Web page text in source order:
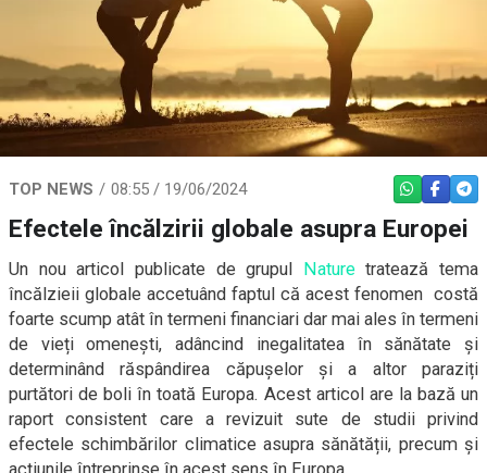
TOP NEWS 08:55 / 19/06/2024 WHATSAPP
Efectele încălzirii globale asupra Europei
Un nou articol publicate de grupul Naturetratează tema
încălzieii globale accetuând faptul că acest fenomen costă
foarte scump atât în termeni financiari dar mai ales în termeni
de vieți omenești, adâncind inegalitatea în sănătate și
determinând răspândirea căpușelor și a altor paraziți
purtători de boli în toată Europa. Acest articol are la bază un
raport consistent care a revizuit sute de studii privind
efectele schimbărilor climatice asupra sănătății, precum și